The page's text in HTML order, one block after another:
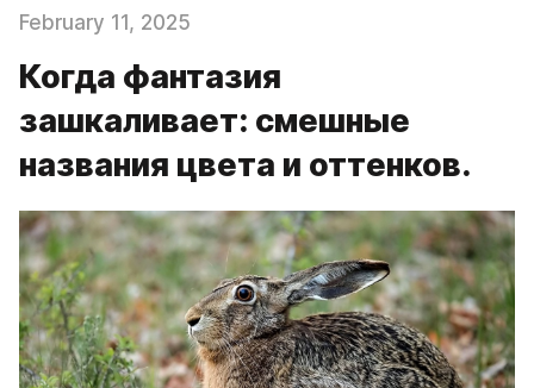
February 11, 2025
Когда фантазия
зашкаливает: смешные
названия цвета и оттенков.